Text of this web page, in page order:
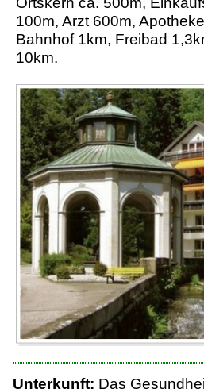
100m, Arzt 600m,
Bahnhof 1km, Freibad
10km.
Unterkunft: Das